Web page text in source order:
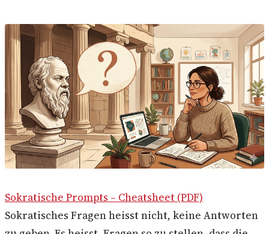
Sokratische Prompts – Cheatsheet (PDF)
Sokratisches Fragen heisst nicht, keine Antworten